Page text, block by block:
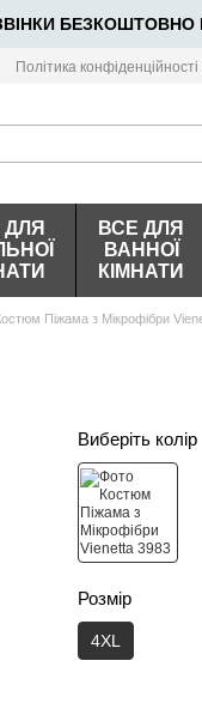
БЕЗКОШТОВНО
Політика
ДЛЯ
ВСЕ ДЛЯ
ВАННОЇ
КІМНАТИ
Піжама з Мікрофібри
Виберіть колір
Розмір
4XL